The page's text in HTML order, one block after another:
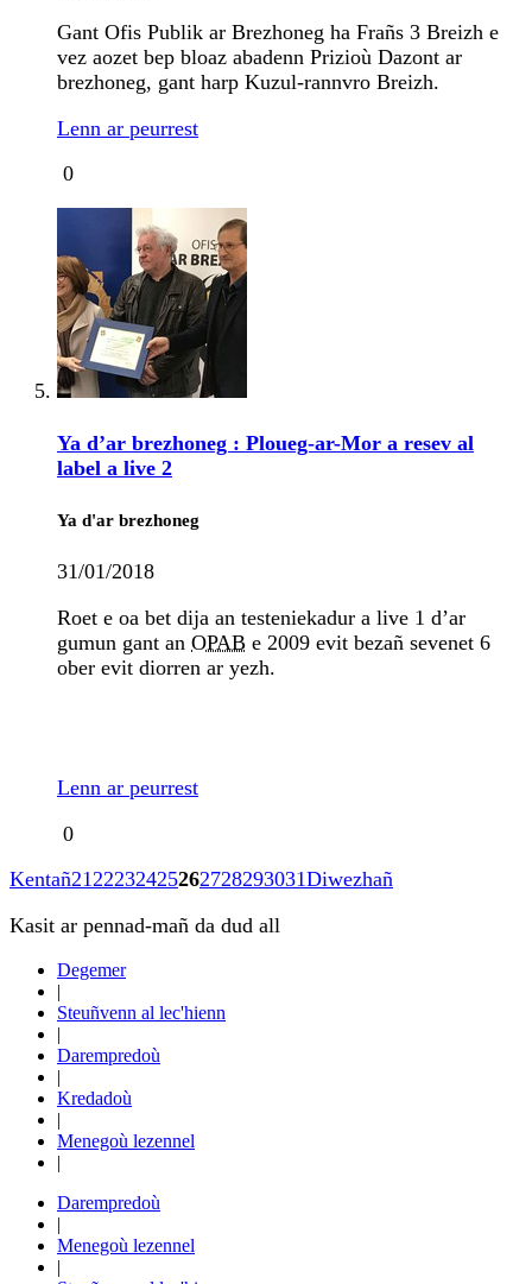
Gant Ofis Publik ar Brezhoneg ha Frañs 3 Breizh e
vez aozet bep bloaz abadenn Prizioù Dazont ar
brezhoneg, gant harp Kuzul-rannvro Breizh.
Lenn ar peurrest
0
Ya d’ar brezhoneg : Ploueg-ar-Mor a resev al
label a live 2
Ya d'ar brezhoneg
31/01/2018
Roet e oa bet dija an testeniekadur a live 1 d’ar
gumun gant an OPAB e 2009 evit bezañ sevenet 6
ober evit diorren ar yezh.
Lenn ar peurrest
0
Kentañ2122232425262728293031Diwezhañ
Kasit ar pennad-mañ da dud all
Degemer
|
Steuñvenn al lec'hienn
|
Darempredoù
|
Kredadoù
|
Menegoù lezennel
|
Darempredoù
|
Menegoù lezennel
|